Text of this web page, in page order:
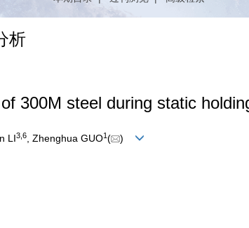
析
300M steel during static
LI3 6 , Zhenghua GUO1( )